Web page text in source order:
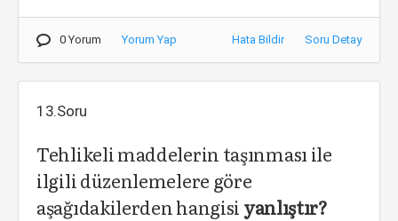
0 Yorum Yorum Yap Hata Bildir Soru Detay
13.Soru
Tehlikeli maddelerin taşınması ile
ilgili düzenlemelere göre
aşağıdakilerden hangisi yanlıştır?